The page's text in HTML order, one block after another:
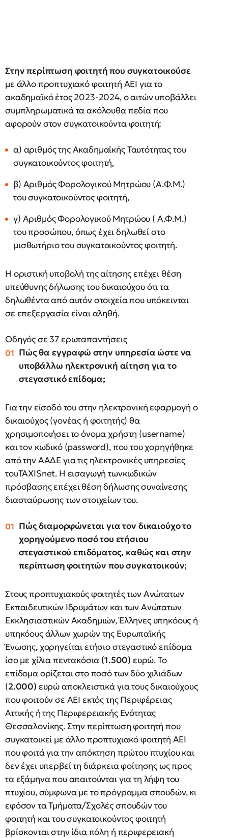
Στην περίπτωση φοιτητή που συγκατοικούσε
με άλλο προπτυχιακό φοιτητή ΑΕΙ για το
ακαδημαϊκό έτος 2023-2024, ο αιτών υποβάλλει
συμπληρωματικά τα ακόλουθα πεδία που
αφορούν στον συγκατοικούντα φοιτητή:
α) αριθμός της Ακαδημαϊκής Ταυτότητας του
συγκατοικούντος φοιτητή,
β) Αριθμός Φορολογικού Μητρώου (Α.Φ.Μ.)
του συγκατοικούντος φοιτητή,
γ) Αριθμός Φορολογικού Μητρώου ( Α.Φ.Μ.)
του προσώπου, όπως έχει δηλωθεί στο
μισθωτήριο του συγκατοικούντος φοιτητή.
Η οριστική υποβολή της αίτησης επέχει θέση
υπεύθυνης δήλωσης του δικαιούχου ότι τα
δηλωθέντα από αυτόν στοιχεία που υπόκεινται
σε επεξεργασία είναι αληθή.
Οδηγός σε 37 ερωταπαντήσεις
Πώς θα εγγραφώ στην υπηρεσία ώστε να
υποβάλλω ηλεκτρονική αίτηση για το
στεγαστικό επίδομα;
Για την είσοδό του στην ηλεκτρονική εφαρμογή ο
δικαιούχος (γονέας ή φοιτητής) θα
χρησιμοποιήσει το όνομα χρήστη (username)
και τον κωδικό (password), που του χορηγήθηκε
από την ΑΑΔΕ για τις ηλεκτρονικές υπηρεσίες
τουTAXISnet. Η εισαγωγή τωνκωδικών
πρόσβασης επέχει θέση δήλωσης συναίνεσης
διασταύρωσης των στοιχείων του.
Πώς διαμορφώνεται για τον δικαιούχο το
χορηγούμενο ποσό του ετήσιου
στεγαστικού επιδόματος, καθώς και στην
περίπτωση φοιτητών που συγκατοικούν;
Στους προπτυχιακούς φοιτητές των Ανώτατων
Εκπαιδευτικών Ιδρυμάτων και των Ανώτατων
Εκκλησιαστικών Ακαδημιών, Έλληνες υπηκόους ή
υπηκόους άλλων χωρών της Ευρωπαϊκής
Ένωσης, χορηγείται ετήσιο στεγαστικό επίδομα
ίσο με χίλια πεντακόσια (1.500) ευρώ. Το
επίδομα ορίζεται στο ποσό των δύο χιλιάδων
(2.000) ευρώ αποκλειστικά για τους δικαιούχους
που φοιτούν σε ΑΕΙ εκτός της Περιφέρειας
Αττικής ή της Περιφερειακής Ενότητας
Θεσσαλονίκης. Στην περίπτωση φοιτητή που
συγκατοικεί με άλλο προπτυχιακό φοιτητή ΑΕΙ
που φοιτά για την απόκτηση πρώτου πτυχίου και
δεν έχει υπερβεί τη διάρκεια φοίτησης ως προς
τα εξάμηνα που απαιτούνται για τη λήψη του
πτυχίου, σύμφωνα με το πρόγραμμα σπουδών, κι
εφόσον τα Τμήματα/Σχολές σπουδών του
φοιτητή και του συγκατοικούντος φοιτητή
βρίσκονται στην ίδια πόλη ή περιφερειακή